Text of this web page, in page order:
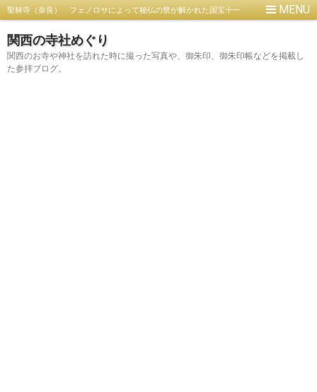
聖林寺（奈良） フェノロサによって秘仏の禁が解かれた国宝十一
関西の寺社めぐり
関西のお寺や神社を訪れた時に撮った写真や、御朱印、御朱印帳などを掲載し
た参拝ブログ。